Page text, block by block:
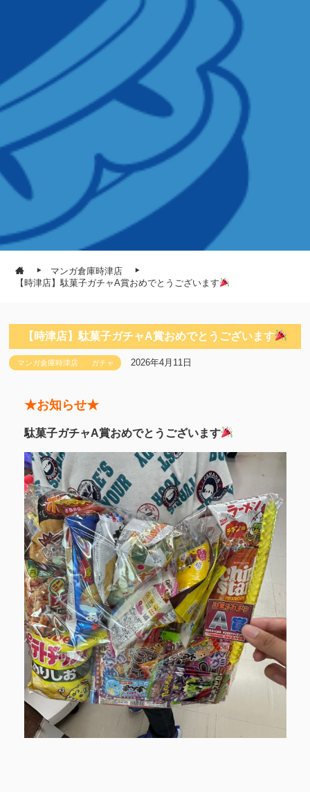
マンガ倉庫時津店
【時津店】駄菓子ガチャA賞おめでとうございます
【時津店】駄菓子ガチャA賞おめでとうございます
マンガ倉庫時津店 ガチャ 2026年4月11日
★お知らせ★
駄菓子ガチャA賞おめでとうございます